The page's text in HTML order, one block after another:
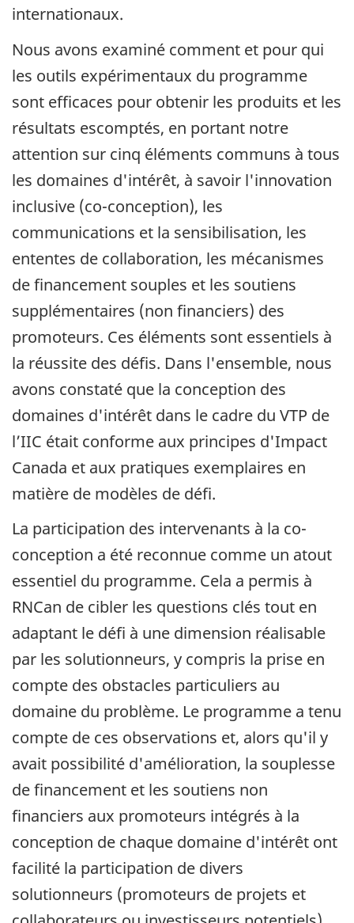
internationaux.
Nous avons examiné comment et pour qui
les outils expérimentaux du programme
sont efficaces pour obtenir les produits et les
résultats escomptés, en portant notre
attention sur cinq éléments communs à tous
les domaines d'intérêt, à savoir l'innovation
inclusive (co-conception), les
communications et la sensibilisation, les
ententes de collaboration, les mécanismes
de financement souples et les soutiens
supplémentaires (non financiers) des
promoteurs. Ces éléments sont essentiels à
la réussite des défis. Dans l'ensemble, nous
avons constaté que la conception des
domaines d'intérêt dans le cadre du VTP de
l’IIC était conforme aux principes d'Impact
Canada et aux pratiques exemplaires en
matière de modèles de défi.
La participation des intervenants à la co-
conception a été reconnue comme un atout
essentiel du programme. Cela a permis à
RNCan de cibler les questions clés tout en
adaptant le défi à une dimension réalisable
par les solutionneurs, y compris la prise en
compte des obstacles particuliers au
domaine du problème. Le programme a tenu
compte de ces observations et, alors qu'il y
avait possibilité d'amélioration, la souplesse
de financement et les soutiens non
financiers aux promoteurs intégrés à la
conception de chaque domaine d'intérêt ont
facilité la participation de divers
solutionneurs (promoteurs de projets et